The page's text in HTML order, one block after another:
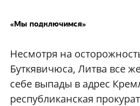
«Мы подключимся»
Несмотря на
Буткявичюса, Литва все
себе выпады в адрес
республиканская